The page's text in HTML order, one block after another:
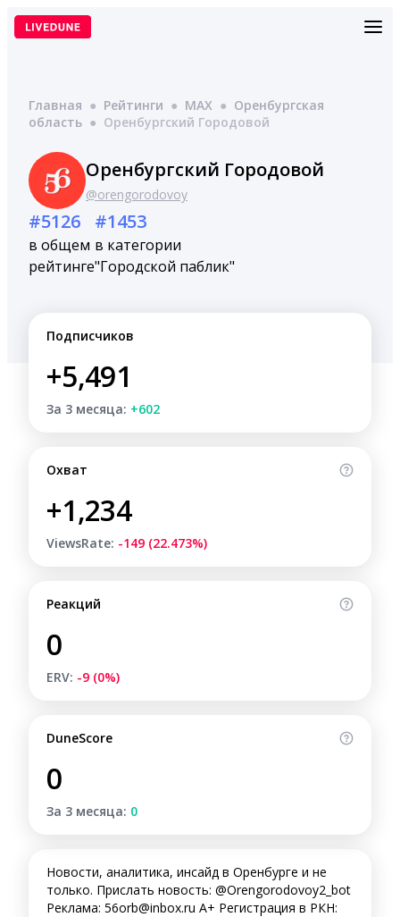
Перейти
Главная ● Рейтинги ● MAX ● Оренбургская
область ● Оренбургский Городовой
Оренбургский Городовой
@orengorodovoy
#5126
в общем
рейтинге
#1453
в категории
"Городской паблик"
Подписчиков
+5,491
За 3 месяца: +602
Охват
+1,234
ViewsRate: -149 (22.473%)
Реакций
0
ERV: -9 (0%)
DuneScore
0
За 3 месяца: 0
Новости, аналитика, инсайд в Оренбурге и не
только. Прислать новость: @Orengorodovoy2_bot
Реклама: 56orb@inbox.ru А+ Регистрация в РКН: